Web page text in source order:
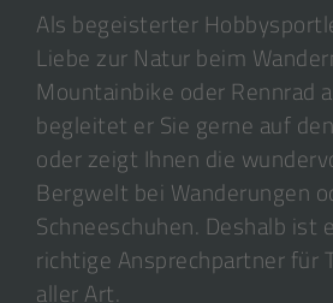
Als begeisterter
Liebe zur Natur beim
Mountainbike oder Rennrad
begleitet er Sie gerne auf
oder zeigt Ihnen die
Bergwelt bei Wanderungen
Schneeschuhen. Deshalb ist
richtige Ansprechpartner für
aller Art.